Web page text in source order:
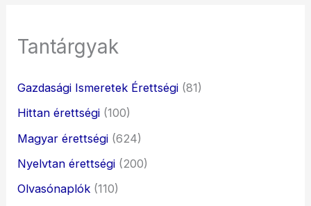
Tantárgyak
Gazdasági Ismeretek Érettségi (81)
Hittan érettségi (100)
Magyar érettségi (624)
Nyelvtan érettségi (200)
Olvasónaplók (110)